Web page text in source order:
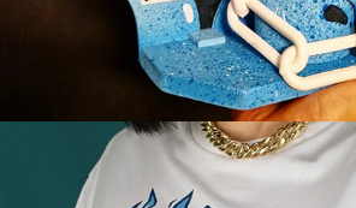
Kitsune de feu bleu